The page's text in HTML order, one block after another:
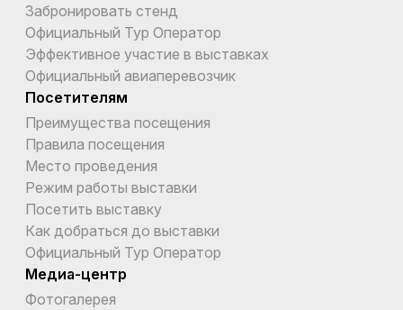
Забронировать стенд
Официальный Тур Оператор
Эффективное участие в выставках
Официальный авиаперевозчик
Посетителям
Преимущества посещения
Правила посещения
Место проведения
Режим работы выставки
Посетить выставку
Как добраться до выставки
Официальный Тур Оператор
Медиа-центр
Фотогалерея